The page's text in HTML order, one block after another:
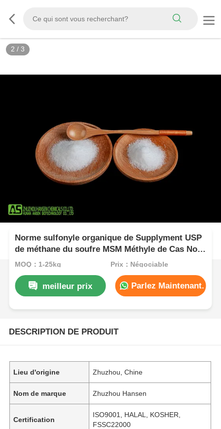
3 / 3
Norme sulfonyle organique de Supplyment USP
de méthane du soufre MSM Méthyle de Cas No
67-71-0
MOQ：1-25kg Prix：Négociable
meilleur prix Parlez Maintenant.
DESCRIPTION DE PRODUIT
Lieu d'origine Zhuzhou, Chine
Nom de marque Zhuzhou Hansen
Certification
ISO9001, HALAL, KOSHER,
FSSC22000